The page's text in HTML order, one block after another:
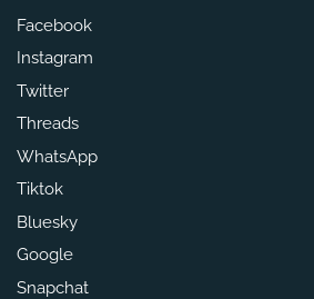
Facebook
Instagram
Twitter
Threads
WhatsApp
Tiktok
Bluesky
Google
Snapchat